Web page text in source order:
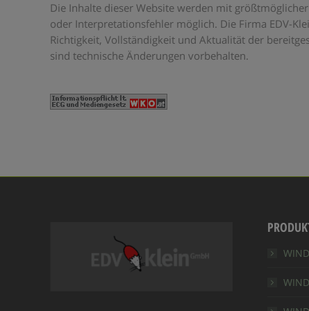
Die Inhalte dieser Website werden mit
oder Interpretationsfehler möglich. Die Firma EDV-
Richtigkeit, Vollständigkeit und Aktualität der
sind technische Änderungen vorbehalten.